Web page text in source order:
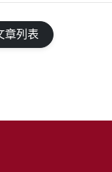
章列表